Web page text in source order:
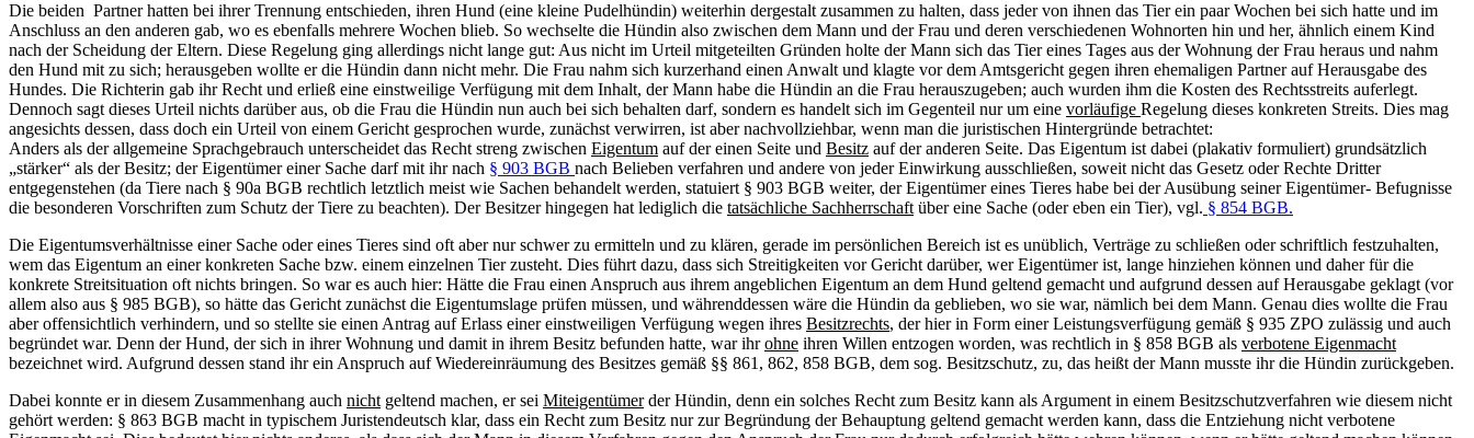
Die beiden Partner hatten bei ihrer Trennung entschieden, ihren Hund (eine kleine Pudelhündin) weiterhin dergestalt zusammen zu halten, dass jeder von ihnen das Tier ein paar Wochen bei sich hatte und im
Anschluss an den anderen gab, wo es ebenfalls mehrere Wochen blieb. So wechselte die Hündin also zwischen dem Mann und der Frau und deren verschiedenen Wohnorten hin und her, ähnlich einem Kind
nach der Scheidung der Eltern. Diese Regelung ging allerdings nicht lange gut: Aus nicht im Urteil mitgeteilten Gründen holte der Mann sich das Tier eines Tages aus der Wohnung der Frau heraus und nahm
den Hund mit zu sich; herausgeben wollte er die Hündin dann nicht mehr. Die Frau nahm sich kurzerhand einen Anwalt und klagte vor dem Amtsgericht gegen ihren ehemaligen Partner auf Herausgabe des
Hundes. Die Richterin gab ihr Recht und erließ eine einstweilige Verfügung mit dem Inhalt, der Mann habe die Hündin an die Frau herauszugeben; auch wurden ihm die Kosten des Rechtsstreits auferlegt.
Dennoch sagt dieses Urteil nichts darüber aus, ob die Frau die Hündin nun auch bei sich behalten darf, sondern es handelt sich im Gegenteil nur um eine vorläufige Regelung dieses konkreten Streits. Dies mag
angesichts dessen, dass doch ein Urteil von einem Gericht gesprochen wurde, zunächst verwirren, ist aber nachvollziehbar, wenn man die juristischen Hintergründe betrachtet:
Anders als der allgemeine Sprachgebrauch unterscheidet das Recht streng zwischen Eigentum auf der einen Seite und Besitz auf der anderen Seite. Das Eigentum ist dabei (plakativ formuliert) grundsätzlich
„stärker“ als der Besitz; der Eigentümer einer Sache darf mit ihr nach § 903 BGB nach Belieben verfahren und andere von jeder Einwirkung ausschließen, soweit nicht das Gesetz oder Rechte Dritter
entgegenstehen (da Tiere nach § 90a BGB rechtlich letztlich meist wie Sachen behandelt werden, statuiert § 903 BGB weiter, der Eigentümer eines Tieres habe bei der Ausübung seiner Eigentümer- Befugnisse
die besonderen Vorschriften zum Schutz der Tiere zu beachten). Der Besitzer hingegen hat lediglich die tatsächliche Sachherrschaft über eine Sache (oder eben ein Tier), vgl. § 854 BGB.
Die Eigentumsverhältnisse einer Sache oder eines Tieres sind oft aber nur schwer zu ermitteln und zu klären, gerade im persönlichen Bereich ist es unüblich, Verträge zu schließen oder schriftlich festzuhalten,
wem das Eigentum an einer konkreten Sache bzw. einem einzelnen Tier zusteht. Dies führt dazu, dass sich Streitigkeiten vor Gericht darüber, wer Eigentümer ist, lange hinziehen können und daher für die
konkrete Streitsituation oft nichts bringen. So war es auch hier: Hätte die Frau einen Anspruch aus ihrem angeblichen Eigentum an dem Hund geltend gemacht und aufgrund dessen auf Herausgabe geklagt (vor
allem also aus § 985 BGB), so hätte das Gericht zunächst die Eigentumslage prüfen müssen, und währenddessen wäre die Hündin da geblieben, wo sie war, nämlich bei dem Mann. Genau dies wollte die Frau
aber offensichtlich verhindern, und so stellte sie einen Antrag auf Erlass einer einstweiligen Verfügung wegen ihres Besitzrechts, der hier in Form einer Leistungsverfügung gemäß § 935 ZPO zulässig und auch
begründet war. Denn der Hund, der sich in ihrer Wohnung und damit in ihrem Besitz befunden hatte, war ihrohne ihren Willen entzogen worden, was rechtlich in § 858 BGB als verbotene Eigenmacht
bezeichnet wird. Aufgrund dessen stand ihr ein Anspruch auf Wiedereinräumung des Besitzes gemäß §§ 861, 862, 858 BGB, dem sog. Besitzschutz, zu, das heißt der Mann musste ihr die Hündin zurückgeben.
Dabei konnte er in diesem Zusammenhang auch nicht geltend machen, er sei Miteigentümerder Hündin, denn ein solches Recht zum Besitz kann als Argument in einem Besitzschutzverfahren wie diesem nicht
gehört werden: § 863 BGB macht in typischem Juristendeutsch klar, dass ein Recht zum Besitz nur zur Begründung der Behauptung geltend gemacht werden kann, dass die Entziehung nicht verbotene